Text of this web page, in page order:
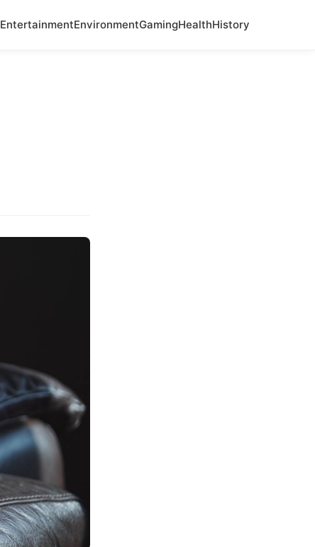
EntertainmentEnvironmentGamingHealthHistory